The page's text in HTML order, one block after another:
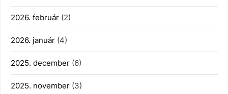
2026. február (2)
2026. január (4)
2025. december (6)
2025. november (3)